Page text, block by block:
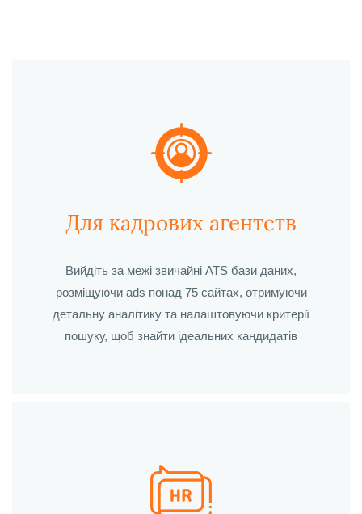
Для кадрових агентств
Вийдіть за межі звичайні ATS бази даних,
розміщуючи ads понад 75 сайтах, отримуючи
детальну аналітику та налаштовуючи критерії
пошуку, щоб знайти ідеальних кандидатів